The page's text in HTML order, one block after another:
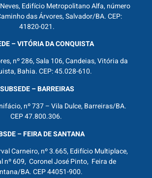
Edifício Metropolitano Alfa, número
das Árvores, Salvador/BA. CEP:
41820-021.
– VITÓRIA DA CONQUISTA
nº 286, Sala 106, Candeias, Vitória da
Bahia. CEP: 45.028-610.
SUBSEDE – BARREIRAS
nº 737 – Vila Dulce, Barreiras/BA.
CEP 47.800.306.
– FEIRA DE SANTANA
Carneiro, nº 3.665, Edifício Multiplace,
nº 609, Coronel José Pinto, Feira de
BA. CEP 44051-900.